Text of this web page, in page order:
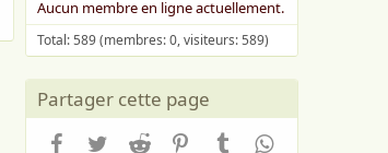
Aucun membre en ligne actuellement.
Total: 589 (membres: 0, visiteurs: 589)
Partager cette page
Facebook
TwitterReddit PinterestTumblrWhatsApp